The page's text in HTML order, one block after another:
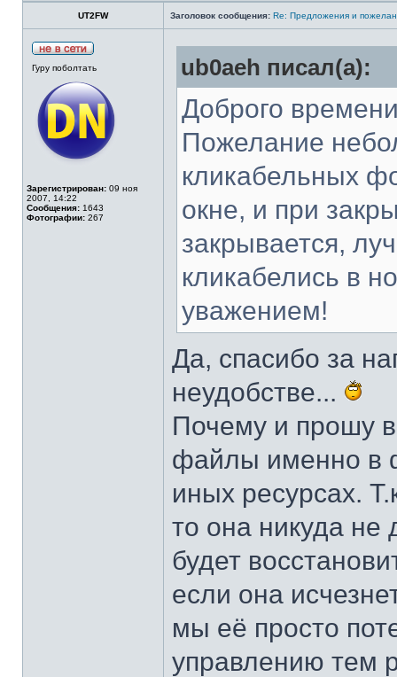
UT2FW Заголовок сообщения: Re: Предложения и
Гуру поболтать
Зарегистрирован: 09 ноя
2007, 14:22
Сообщения: 1643
Фотографии: 267
ub0aeh писал(а):
Доброго
Пожелание
кликабельных
окне, и при
закрывается,
кликабелись в
уважением!
Да, спасибо за
неудобстве...
Почему и прошу
файлы именно в
иных ресурсах.
то она никуда не
будет
если она
мы её просто
управлению тем